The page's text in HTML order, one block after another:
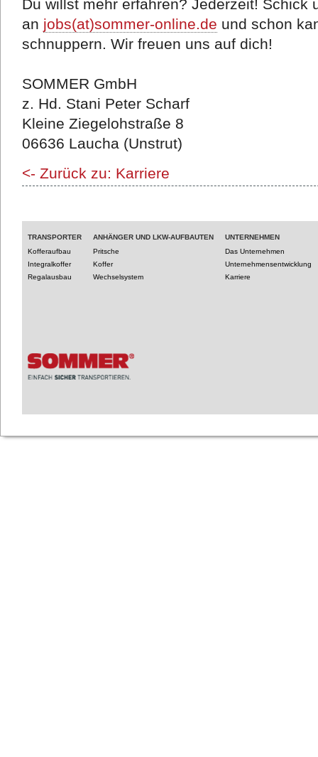
Du willst mehr erfahren? Jederzeit! Schick
an jobs(at)sommer-online.de und schon
schnuppern. Wir freuen uns auf dich!
SOMMER GmbH
z. Hd. Stani Peter Scharf
Kleine Ziegelohstraße 8
06636 Laucha (Unstrut)
<- Zurück zu: Karriere
TRANSPORTER
Kofferaufbau
Integralkoffer
Regalausbau
ANHÄNGER UND LKW-AUFBAUTEN
Pritsche
Koffer
Wechselsystem
UNTERNEHMEN
Das Unternehmen
Unternehmensentwicklung
Karriere